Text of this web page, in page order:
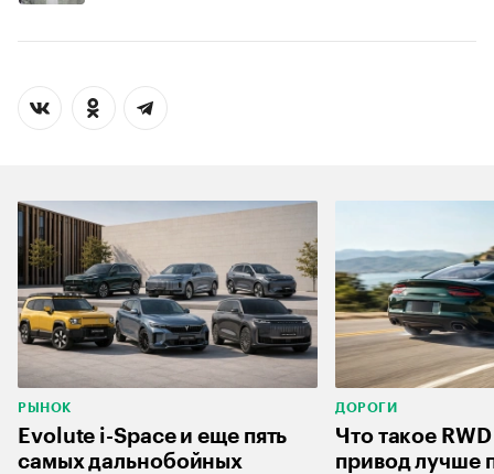
РЫНОК
Evolute i-Space и еще пять
самых дальнобойных
ДОРОГИ
Что такое
привод лучше